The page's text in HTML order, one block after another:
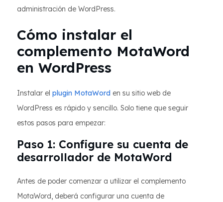
administración de WordPress.
Cómo instalar el
complemento MotaWord
en WordPress
Instalar el plugin MotaWord en su sitio web de
WordPress es rápido y sencillo. Solo tiene que seguir
estos pasos para empezar:
Paso 1: Configure su cuenta de
desarrollador de MotaWord
Antes de poder comenzar a utilizar el complemento
MotaWord, deberá configurar una cuenta de